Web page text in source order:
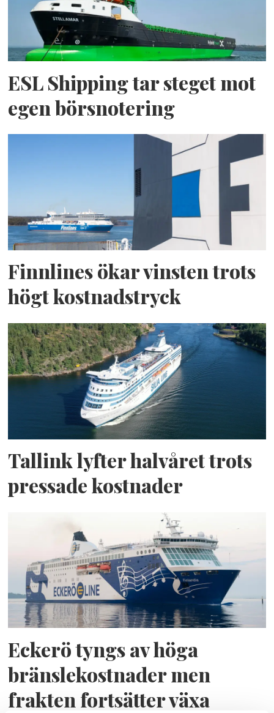
ESL Shipping tar steget mot
egen börsnotering
Finnlines ökar vinsten trots
högt kostnadstryck
Tallink lyfter halvåret trots
pressade kostnader
Eckerö tyngs av höga
bränslekostnader men
frakten fortsätter växa